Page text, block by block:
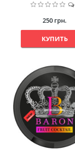
250 грн.
КУПИТЬ